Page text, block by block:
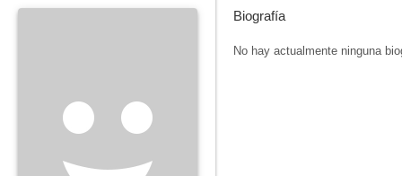
Biografía
No hay actualmente ninguna